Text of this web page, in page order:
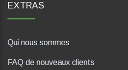
EXTRAS
Qui nous sommes
FAQ de nouveaux clients